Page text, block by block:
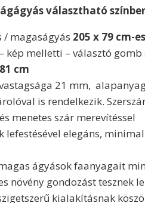
választható
/ magaságyás 205 x 79 cm-
kép melletti – választó
cm
21 mm,
is rendelkezik.
menetes szár merevítéssel
lefestésével elegáns,
ágyások faanyagait
növény gondozást tesznek
kialakításnak